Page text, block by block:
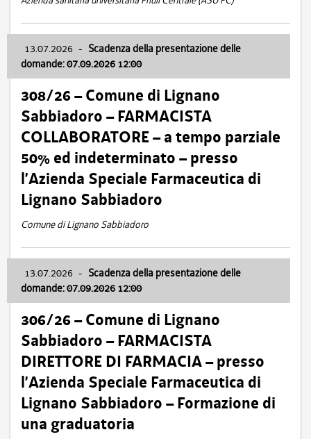
13.07.2026 - Scadenza della presentazione delle
domande: 07.09.2026 12:00
308/26 – Comune di Lignano
Sabbiadoro – FARMACISTA
COLLABORATORE – a tempo parziale
50% ed indeterminato – presso
l’Azienda Speciale Farmaceutica di
Lignano Sabbiadoro
Comune di Lignano Sabbiadoro
13.07.2026 - Scadenza della presentazione delle
domande: 07.09.2026 12:00
306/26 – Comune di Lignano
Sabbiadoro – FARMACISTA
DIRETTORE DI FARMACIA – presso
l’Azienda Speciale Farmaceutica di
Lignano Sabbiadoro – Formazione di
una graduatoria